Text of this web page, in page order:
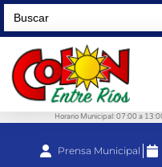
Search
for:
Horario Municipal: 07:00 a
Prensa Municipal